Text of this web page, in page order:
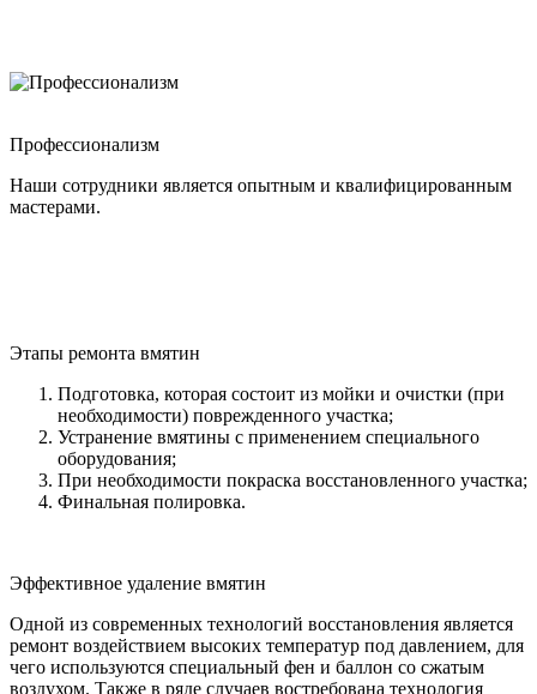
Профессионализм
Наши сотрудники является опытным и квалифицированным
мастерами.
Этапы ремонта вмятин
Подготовка, которая состоит из мойки и очистки (при
необходимости) поврежденного участка;
Устранение вмятины с применением специального
оборудования;
При необходимости покраска восстановленного участка;
Финальная полировка.
Эффективное удаление вмятин
Одной из современных технологий восстановления является
ремонт воздействием высоких температур под давлением, для
чего используются специальный фен и баллон со сжатым
воздухом. Также в ряде случаев востребована технология